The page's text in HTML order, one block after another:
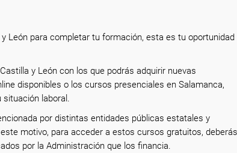
León para completar tu formación, esta es tu oportunidad
y León con los que podrás adquirir nuevas
disponibles o los cursos presenciales en Salamanca,
laboral.
por distintas entidades públicas estatales y
motivo, para acceder a estos cursos gratuitos, deberás
por la Administración que los financia.